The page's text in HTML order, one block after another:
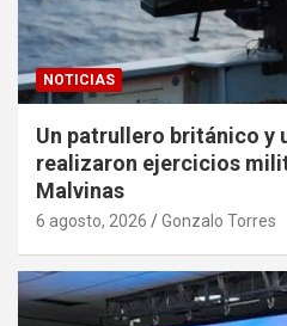
NOTICIAS
Un patrullero británico y
realizaron ejercicios
Malvinas
6 agosto, 2026 Gonzalo Torres